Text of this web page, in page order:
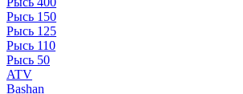
Рысь 150
Рысь 125
Рысь 110
Рысь 50
ATV
Bashan